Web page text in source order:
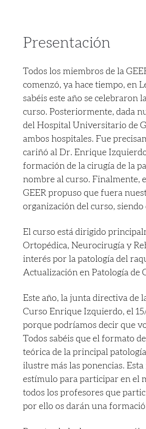
Presentación
Todos los miembros de la
comenzó, ya hace tiempo, en
sabéis este año se celebraron
curso. Posteriormente, dada
del Hospital Universitario de
ambos hospitales. Fue
cariñó al Dr. Enrique
formación de la cirugía de la
nombre al curso. Finalmente,
GEER propuso que fuera
organización del curso,
El curso está dirigido
Ortopédica, Neurocirugía y
interés por la patología del
Actualización en Patología de
Este año, la junta directiva de
Curso Enrique Izquierdo, el
porque podríamos decir que
Todos sabéis que el formato
teórica de la principal
ilustre más las ponencias.
estímulo para participar en el
todos los profesores que
por ello os darán una